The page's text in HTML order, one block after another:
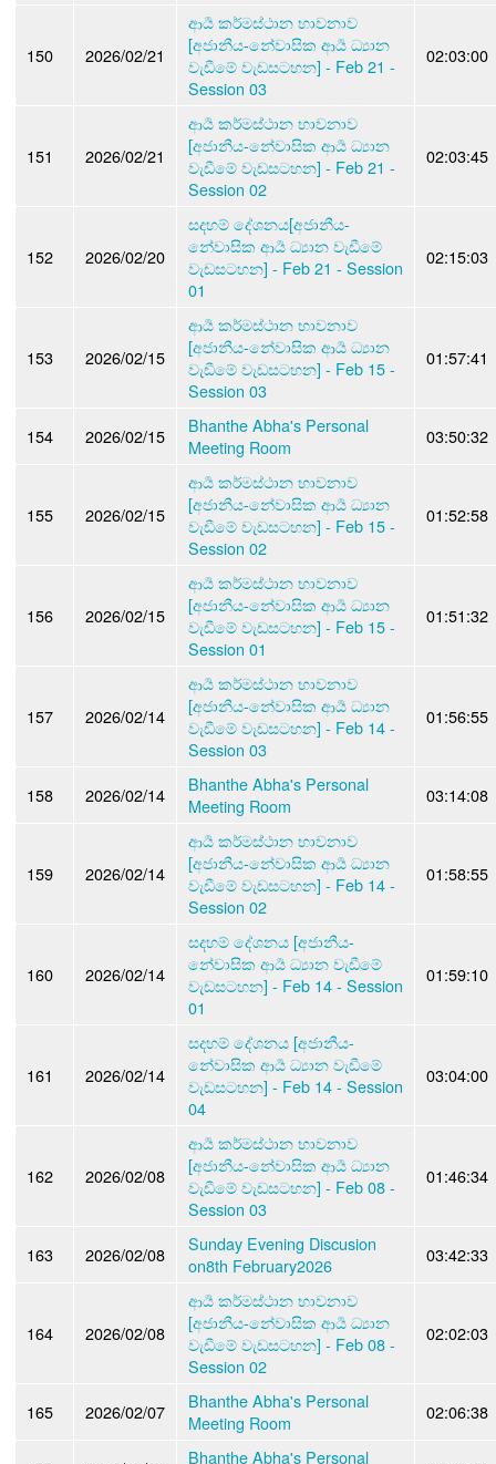
150 2026/02/21
ආර්‍ය කර්මස්ථාන භාවනාව
[අජානීය-නේවාසික ආර්‍ය ධ්‍යාන
වැඩීමේ වැඩසටහන] - Feb 21 -
Session 03
02:03:00
151 2026/02/21
ආර්‍ය කර්මස්ථාන භාවනාව
[අජානීය-නේවාසික ආර්‍ය ධ්‍යාන
වැඩීමේ වැඩසටහන] - Feb 21 -
Session 02
02:03:45
152 2026/02/20
සදහම් දේශනය[අජානීය-
නේවාසික ආර්‍ය ධ්‍යාන වැඩීමේ
වැඩසටහන] - Feb 21 - Session
01
02:15:03
153 2026/02/15
ආර්‍ය කර්මස්ථාන භාවනාව
[අජානීය-නේවාසික ආර්‍ය ධ්‍යාන
වැඩීමේ වැඩසටහන] - Feb 15 -
Session 03
01:57:41
154 2026/02/15
Bhanthe Abha's Personal
Meeting Room
03:50:32
155 2026/02/15
ආර්‍ය කර්මස්ථාන භාවනාව
[අජානීය-නේවාසික ආර්‍ය ධ්‍යාන
වැඩීමේ වැඩසටහන] - Feb 15 -
Session 02
01:52:58
156 2026/02/15
ආර්‍ය කර්මස්ථාන භාවනාව
[අජානීය-නේවාසික ආර්‍ය ධ්‍යාන
වැඩීමේ වැඩසටහන] - Feb 15 -
Session 01
01:51:32
157 2026/02/14
ආර්‍ය කර්මස්ථාන භාවනාව
[අජානීය-නේවාසික ආර්‍ය ධ්‍යාන
වැඩීමේ වැඩසටහන] - Feb 14 -
Session 03
01:56:55
158 2026/02/14
Bhanthe Abha's Personal
Meeting Room
03:14:08
159 2026/02/14
ආර්‍ය කර්මස්ථාන භාවනාව
[අජානීය-නේවාසික ආර්‍ය ධ්‍යාන
වැඩීමේ වැඩසටහන] - Feb 14 -
Session 02
01:58:55
160 2026/02/14
සදහම් දේශනය [අජානීය-
නේවාසික ආර්‍ය ධ්‍යාන වැඩීමේ
වැඩසටහන] - Feb 14 - Session
01
01:59:10
161 2026/02/14
සදහම් දේශනය [අජානීය-
නේවාසික ආර්‍ය ධ්‍යාන වැඩීමේ
වැඩසටහන] - Feb 14 - Session
04
03:04:00
162 2026/02/08
ආර්‍ය කර්මස්ථාන භාවනාව
[අජානීය-නේවාසික ආර්‍ය ධ්‍යාන
වැඩීමේ වැඩසටහන] - Feb 08 -
Session 03
01:46:34
163 2026/02/08
Sunday Evening Discusion
on8th February2026
03:42:33
164 2026/02/08
ආර්‍ය කර්මස්ථාන භාවනාව
[අජානීය-නේවාසික ආර්‍ය ධ්‍යාන
වැඩීමේ වැඩසටහන] - Feb 08 -
Session 02
02:02:03
165 2026/02/07
Bhanthe Abha's Personal
Meeting Room
02:06:38
Bhanthe Abha's Personal